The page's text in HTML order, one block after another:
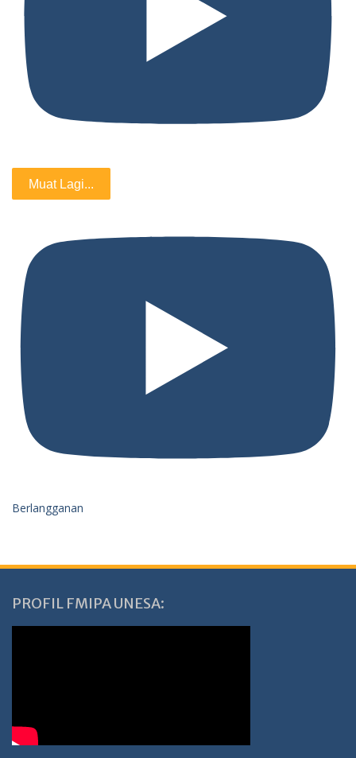
Muat Lagi...
Berlangganan
PROFIL FMIPA UNESA: